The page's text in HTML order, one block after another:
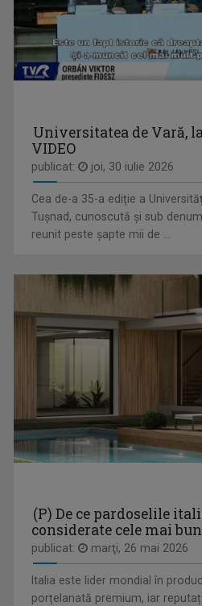
Dacă eşti un fan al sportului nu
ORIGO / ORIGÓ
Reportaj care tratează sau anchetează
INFORMED
PETRONELA MORARU
Jurnalist la TVR Târgu Mureș chiar din
ANGELA PRECUP
Jurnalist TV Senior în cadrul Studioului
Universitatea de Vară,
VIDEO
publicat: joi, 30 iulie 2026
Cea de-a 35-a ediție a
Tușnad, cunoscută și sub
reunit peste șapte mii de ...
(P) De ce pardoselile
considerate cele mai
publicat: marţi, 26 mai 2026
Italia este lider mondial în
porțelanată premium, iar